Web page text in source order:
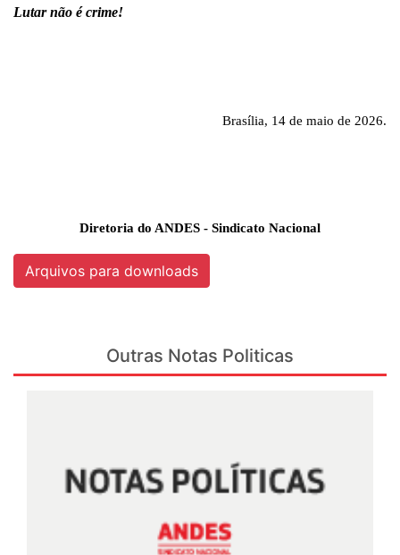
Lutar não é crime!
Brasília, 14 de maio de 2026.
Diretoria do ANDES - Sindicato Nacional
Arquivos para downloads
Outras Notas Politicas